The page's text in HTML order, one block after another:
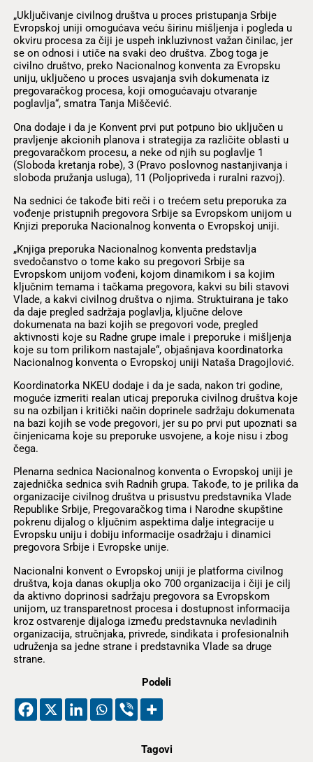
„Uključivanje civilnog društva u proces pristupanja Srbije
Evropskoj uniji omogućava veću širinu mišljenja i pogleda u
okviru procesa za čiji je uspeh inkluzivnost važan činilac, jer
se on odnosi i utiče na svaki deo društva. Zbog toga je
civilno društvo, preko Nacionalnog konventa za Evropsku
uniju, uključeno u proces usvajanja svih dokumenata iz
pregovaračkog procesa, koji omogućavaju otvaranje
poglavlja“, smatra Tanja Miščević.
Ona dodaje i da je Konvent prvi put potpuno bio uključen u
pravljenje akcionih planova i strategija za različite oblasti u
pregovaračkom procesu, a neke od njih su poglavlje 1
(Sloboda kretanja robe), 3 (Pravo poslovnog nastanjivanja i
sloboda pružanja usluga), 11 (Poljopriveda i ruralni razvoj).
Na sednici će takođe biti reči i o trećem setu preporuka za
vođenje pristupnih pregovora Srbije sa Evropskom unijom u
Knjizi preporuka Nacionalnog konventa o Evropskoj uniji.
„Knjiga preporuka Nacionalnog konventa predstavlja
svedočanstvo o tome kako su pregovori Srbije sa
Evropskom unijom vođeni, kojom dinamikom i sa kojim
ključnim temama i tačkama pregovora, kakvi su bili stavovi
Vlade, a kakvi civilnog društva o njima. Struktuirana je tako
da daje pregled sadržaja poglavlja, ključne delove
dokumenata na bazi kojih se pregovori vode, pregled
aktivnosti koje su Radne grupe imale i preporuke i mišljenja
koje su tom prilikom nastajale“, objašnjava koordinatorka
Nacionalnog konventa o Evropskoj uniji Nataša Dragojlović.
Koordinatorka NKEU dodaje i da je sada, nakon tri godine,
moguće izmeriti realan uticaj preporuka civilnog društva koje
su na ozbiljan i kritički način doprinele sadržaju dokumenata
na bazi kojih se vode pregovori, jer su po prvi put upoznati sa
činjenicama koje su preporuke usvojene, a koje nisu i zbog
čega.
Plenarna sednica Nacionalnog konventa o Evropskoj uniji je
zajednička sednica svih Radnih grupa. Takođe, to je prilika da
organizacije civilnog društva u prisustvu predstavnika Vlade
Republike Srbije, Pregovaračkog tima i Narodne skupštine
pokrenu dijalog o ključnim aspektima dalje integracije u
Evropsku uniju i dobiju informacije osadržaju i dinamici
pregovora Srbije i Evropske unije.
Nacionalni konvent o Evropskoj uniji je platforma civilnog
društva, koja danas okuplja oko 700 organizacija i čiji je cilj
da aktivno doprinosi sadržaju pregovora sa Evropskom
unijom, uz transparetnost procesa i dostupnost informacija
kroz ostvarenje dijaloga između predstavnuka nevladinih
organizacija, stručnjaka, privrede, sindikata i profesionalnih
udruženja sa jedne strane i predstavnika Vlade sa druge
strane.
Podeli
Tagovi